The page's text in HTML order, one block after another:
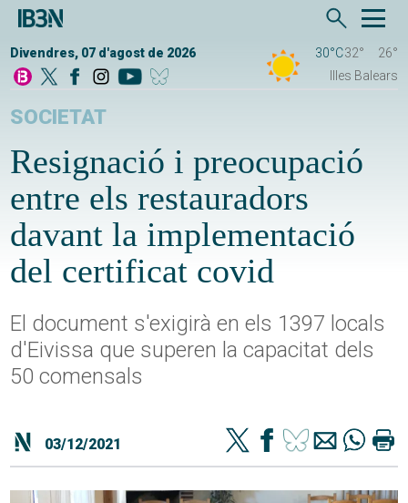
Divendres, 07 d'agost de 2026 30°C32°
26°
Illes Balears
SOCIETAT
Resignació i preocupació
entre els restauradors
davant la implementació
del certificat covid
El document s'exigirà en els 1397 locals
d'Eivissa que superen la capacitat dels
50 comensals
03/12/2021